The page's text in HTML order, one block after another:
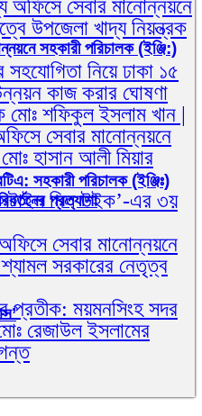
অফিসে সেবার মানোন্নয়নে
উপজেলা খাদ্য নিয়ন্ত্রক
সহযোগিতা নিয়ে ঢাকা ১৫
কাজ করার ঘোষণা
মোঃ শফিকুল ইসলাম খান |
সেবার মানোন্নয়নে
হাসান আলী মিয়ার
মিল উইক’-এর ৩য়
সেবার মানোন্নয়নে
সরকারের নেতৃত্ব
প্রতীক: ময়মনসিংহ সদর
রেজাউল ইসলামের
সহকারী পরিচালক (ইঞ্জি:)
সহকারী পরিচালক (ইঞ্জিঃ)
প্রত্যাশা